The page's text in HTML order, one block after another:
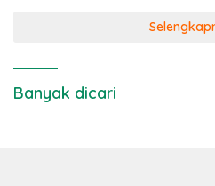
Banyak dicari